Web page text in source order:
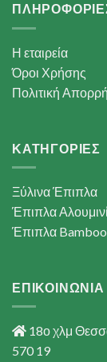
Η εταιρεία
Όροι Χρήσης
Πολιτική
ΚΑΤΗΓΟΡΙΕΣ
Ξύλινα Έπιπλα
Έπιπλα
Έπιπλα Bamboo
ΕΠΙΚΟΙΝΩΝΙΑ
18ο χλμ
570 19